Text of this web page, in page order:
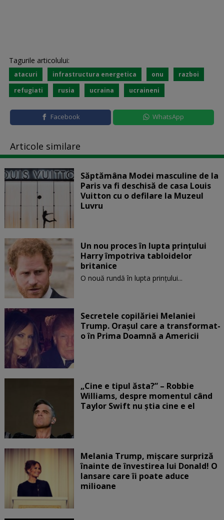
Tagurile articolului:
atacuri infrastructura energetica onu
razboi
refugiati
rusia ucraina ucraineni
Facebook WhatsApp
Articole similare
Săptămâna Modei masculine de la
Paris va fi deschisă de casa Louis
Vuitton cu o defilare la Muzeul
Luvru
Un nou proces în lupta prinţului
Harry împotriva tabloidelor
britanice
O nouă rundă în lupta prinţului...
Secretele copilăriei Melaniei
Trump. Orașul care a transformat-
o în Prima Doamnă a Americii
„Cine e tipul ăsta?” – Robbie
Williams, despre momentul când
Taylor Swift nu știa cine e el
Melania Trump, mișcare surpriză
înainte de învestirea lui Donald! O
lansare care îi poate aduce
milioane